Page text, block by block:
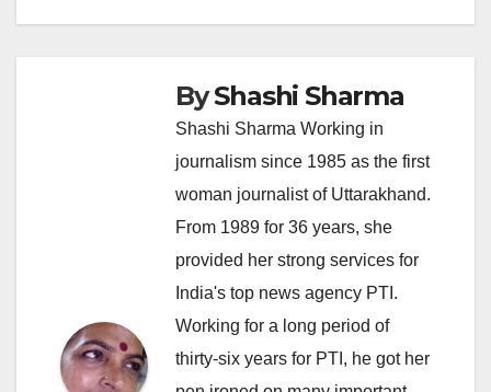
ByShashi Sharma
Shashi Sharma Working in
journalism since 1985 as the first
woman journalist of Uttarakhand.
From 1989 for 36 years, she
provided her strong services for
India's top news agency PTI.
Working for a long period of
thirty-six years for PTI, he got her